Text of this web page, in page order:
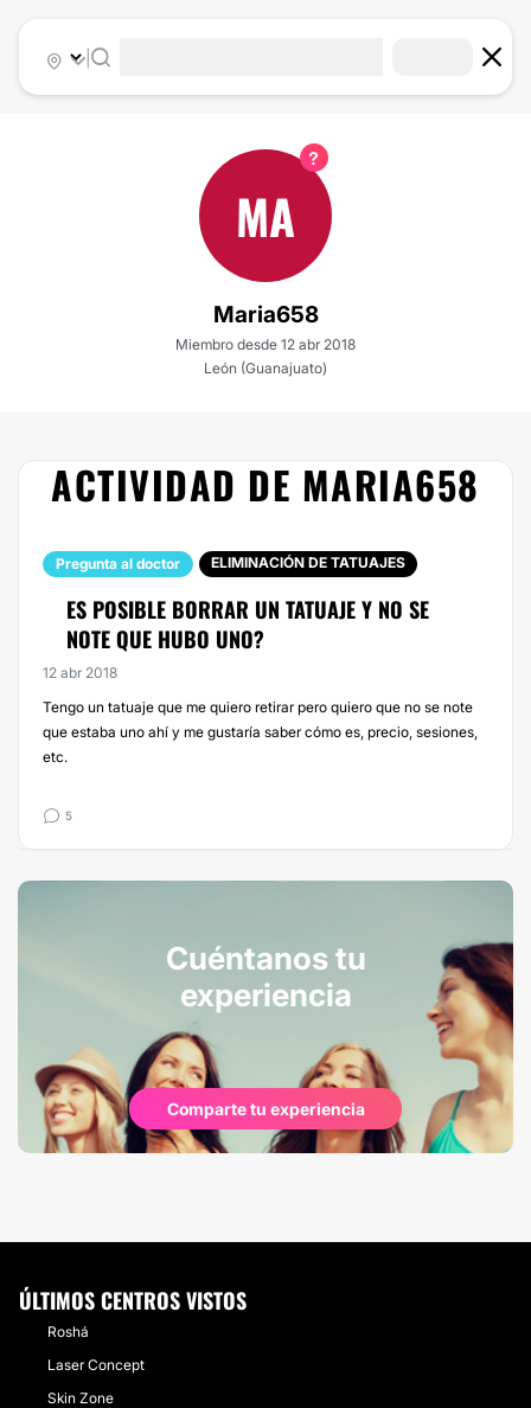
|
MA
Maria658
Miembro desde 12 abr 2018
León (Guanajuato)
ACTIVIDAD DE MARIA658
Pregunta al doctor ELIMINACIÓN DE TATUAJES
ES POSIBLE BORRAR UN TATUAJE Y NO SE
NOTE QUE HUBO UNO?
12 abr 2018
Tengo un tatuaje que me quiero retirar pero quiero que no se note
que estaba uno ahí y me gustaría saber cómo es, precio, sesiones,
etc.
5
Cuéntanos tu
experiencia
Comparte tu experiencia
ÚLTIMOS CENTROS VISTOS
Roshá
​Laser Concept
​Skin Zone